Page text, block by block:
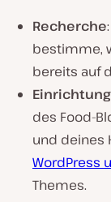
Recherche
bestimme,
bereits auf
Einrichtung
des Food-
und deines
WordPress
Themes.